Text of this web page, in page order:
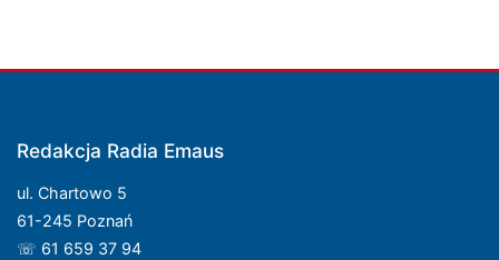
Redakcja Radia Emaus
ul. Chartowo 5
61-245 Poznań
☏ 61 659 37 94